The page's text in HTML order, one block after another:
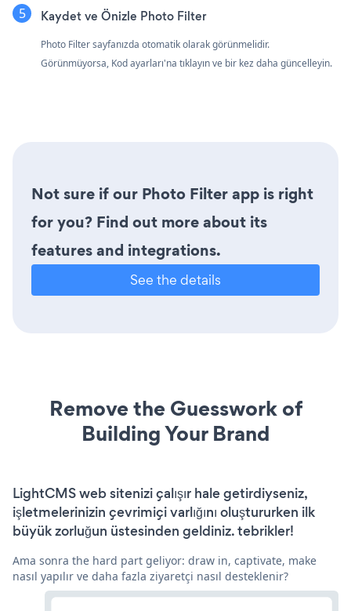
Kaydet ve Önizle Photo Filter
Photo Filter sayfanızda otomatik olarak görünmelidir.
Görünmüyorsa, Kod ayarları'na tıklayın ve bir kez daha güncelleyin.
Not sure if our Photo Filter app is right
for you? Find out more about its
features and integrations.
See the details
Remove the Guesswork of
Building Your Brand
LightCMS web sitenizi çalışır hale getirdiyseniz,
işletmelerinizin çevrimiçi varlığını oluştururken ilk
büyük zorluğun üstesinden geldiniz. tebrikler!
Ama sonra the hard part geliyor: draw in, captivate, make
nasıl yapılır ve daha fazla ziyaretçi nasıl desteklenir?